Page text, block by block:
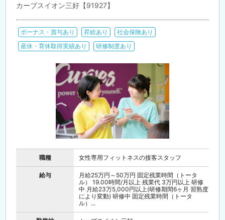
カーブスイオン三好【91927】
ボーナス・賞与あり 昇給あり
社会保険あり
産休・育休取得実績あり
研修制度あり
職種 女性専用フィットネスの接客スタッフ
給与
月給25万円～50万円 固定残業時間（トータ
ル） 19.00時間/月以上 残業代 3万円以上 研修
中 月給23万5,000円以上(研修期間6ヶ月 習熟度
により変動) 研修中 固定残業時間（トータ
ル）...